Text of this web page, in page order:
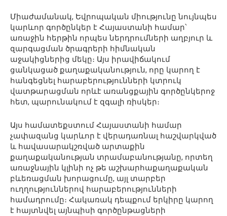
Միաժամանակ, Եվրոպական միությունը նույնպես
կարևոր գործընկեր է Հայաստանի համար՝
առաջին հերթին որպես ներդրումների աղբյուր և
զարգացման ծրագրերի հիմնական
աջակիցներից մեկը։ Այս իրավիճակում
ցանկացած քաղաքականություն, որը կարող է
հանգեցնել հարաբերությունների կտրուկ
վատթարացման որևէ առանցքային գործընկերոջ
հետ, պարունակում է զգալի ռիսկեր։
Այս համատեքստում Հայաստանի համար
չափազանց կարևոր է վերադառնալ հաշվարկված
և հավասարակշռված արտաքին
քաղաքականության տրամաբանությանը, որտեղ
առաջնային կլինի ոչ թե աշխարհաքաղաքական
բևեռացման խորացումը, այլ տարբեր
ուղղություններով հարաբերությունների
համադրումը։ Հակառակ դեպքում երկիրը կարող
է հայտնվել այնպիսի գործընթացների